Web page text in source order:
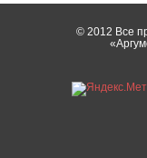
© 2012 Все